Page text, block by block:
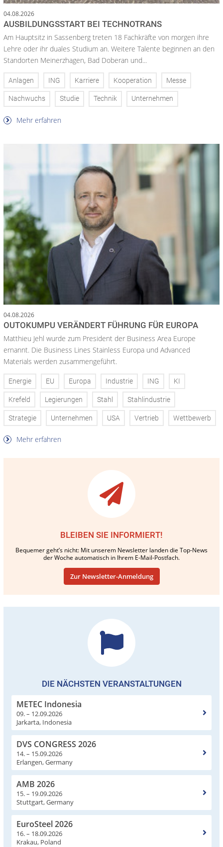
04.08.2026
AUSBILDUNGSSTART BEI TECHNOTRANS
Am Hauptsitz in Sassenberg treten 18 Fachkräfte von morgen ihre
Lehre oder ihr duales Studium an. Weitere Talente beginnen an den
Standorten Meinerzhagen, Bad Doberan und...
Anlagen ING Karriere Kooperation Messe
Nachwuchs Studie Technik Unternehmen
Mehr erfahren
04.08.2026
OUTOKUMPU VERÄNDERT FÜHRUNG FÜR EUROPA
Matthieu Jehl wurde zum President der Business Area Europe
ernannt. Die Business Lines Stainless Europa und Advanced
Materials werden zusammengeführt.
Energie EU Europa Industrie ING KI
Krefeld Legierungen Stahl Stahlindustrie
Strategie Unternehmen USA Vertrieb Wettbewerb
Mehr erfahren
BLEIBEN SIE INFORMIERT!
Bequemer geht’s nicht: Mit unserem Newsletter landen die Top-News
der Woche automatisch in Ihrem E-Mail-Postfach.
Zur Newsletter-Anmeldung
DIE NÄCHSTEN VERANSTALTUNGEN
METEC Indonesia
09. – 12.09.2026
Jarkarta, Indonesia
DVS CONGRESS 2026
14. – 15.09.2026
Erlangen, Germany
AMB 2026
15. – 19.09.2026
Stuttgart, Germany
EuroSteel 2026
16. – 18.09.2026
Krakau, Poland